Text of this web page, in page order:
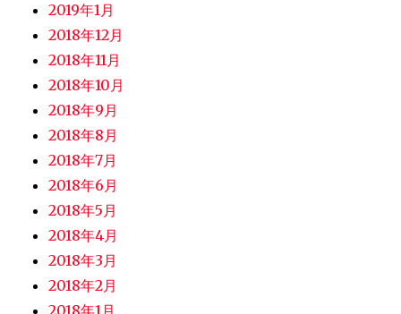
2019年1月
2018年12月
2018年11月
2018年10月
2018年9月
2018年8月
2018年7月
2018年6月
2018年5月
2018年4月
2018年3月
2018年2月